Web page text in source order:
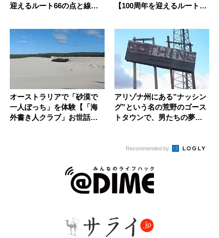
迎えるルート66の点と線・
【100周年を迎えるルート66
オーストラリアで「砂漠で
一人ぼっち」を体験【「海
外書き人クラブ」お世話
アリゾナ州にある”ナッシン
グ”という名の荒野のゴース
トタウンで、男たちの夢の
Recommended by